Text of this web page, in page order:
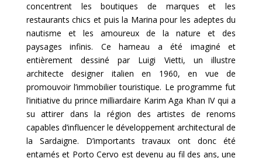
concentrent les boutiques de marques et les
restaurants chics et puis la Marina pour les adeptes du
nautisme et les amoureux de la nature et des
paysages infinis. Ce hameau a été imaginé et
entièrement dessiné par Luigi Vietti, un illustre
architecte designer italien en 1960, en vue de
promouvoir l’immobilier touristique. Le programme fut
l’initiative du prince milliardaire Karim Aga Khan IV qui a
su attirer dans la région des artistes de renoms
capables d’influencer le développement architectural de
la Sardaigne. D’importants travaux ont donc été
entamés et Porto Cervo est devenu au fil des ans, une